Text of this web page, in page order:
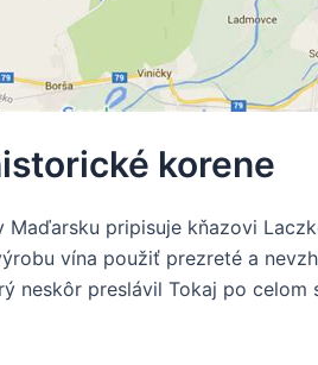
korene
pripisuje kňazovi
vína použiť prezreté a
preslávil Tokaj po celom